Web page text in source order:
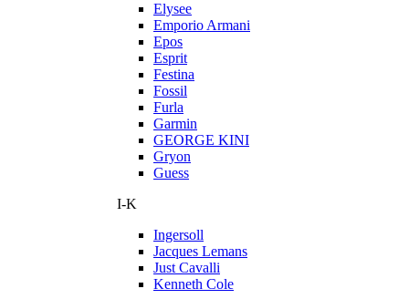
Elysee
Emporio Armani
Epos
Esprit
Festina
Fossil
Furla
Garmin
GEORGE KINI
Gryon
Guess
I-K
Ingersoll
Jacques Lemans
Just Cavalli
Kenneth Cole